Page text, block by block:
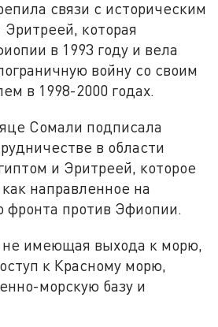
связи с историческим
которая
в 1993 году и вела
войну со своим
в 1998-2000 годах.
Сомали подписала
в области
и Эритреей, которое
направленное на
фронта против Эфиопии.
не имеющая выхода к морю,
к Красному морю,
морскую базу и